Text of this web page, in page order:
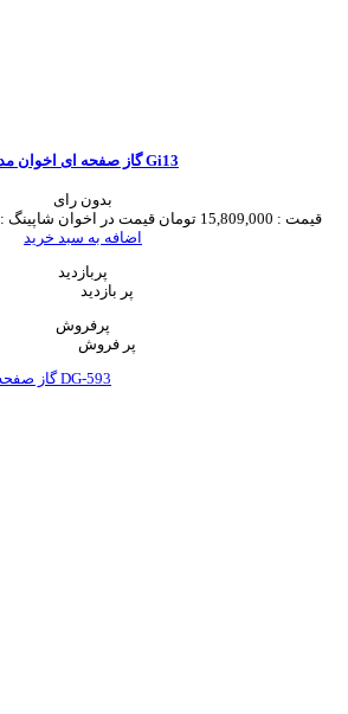
گاز صفحه ای اخوان مدل Gi13
بدون رای
قیمت : 15,809,000 تومان قیمت در اخوان شاپینگ :
اضافه به سبد خرید
پربازدید
پر بازدید
پرفروش